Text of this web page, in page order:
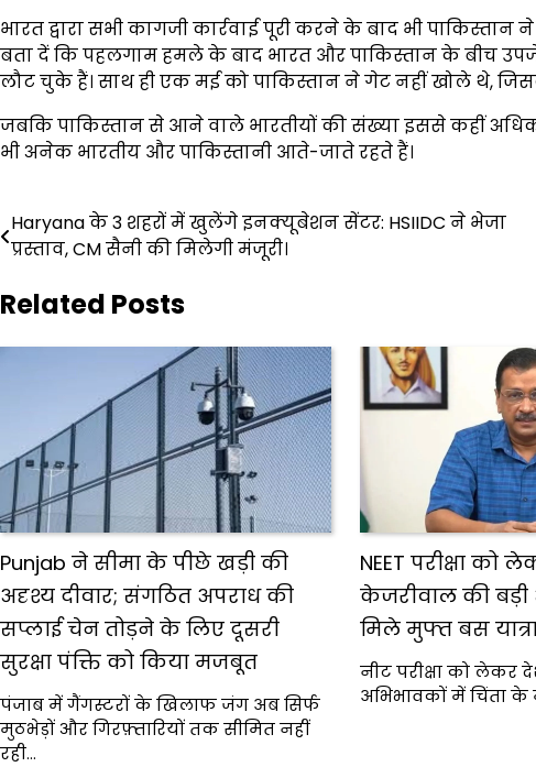
भारत द्वारा सभी कागजी कार्रवाई पूरी करने के बाद भी
बता दें कि पहलगाम हमले के बाद भारत और पाकिस्तान के बीच
लौट चुके हैं। साथ ही एक मई को पाकिस्तान ने गेट नहीं खोले थे,
जबकि पाकिस्तान से आने वाले भारतीयों की संख्या इससे कहीं
भी अनेक भारतीय और पाकिस्तानी आते-जाते रहते हैं।
Post
navigation
Haryana के 3 शहरों में खुलेंगे इनक्यूबेशन सेंटर: HSIIDC ने भेजा
प्रस्ताव, CM सैनी की मिलेगी मंजूरी।
Related Posts
Punjab ने सीमा के पीछे खड़ी की
अदृश्य दीवार; संगठित अपराध की
सप्लाई चेन तोड़ने के लिए दूसरी
सुरक्षा पंक्ति को किया मजबूत
पंजाब में गैंगस्टरों के खिलाफ जंग अब सिर्फ
मुठभेड़ों और गिरफ़्तारियों तक सीमित नहीं
रही…
NEET परीक्षा को
केजरीवाल की बड़ी
मिले मुफ्त बस
नीट परीक्षा को लेकर
अभिभावकों में चिंता के